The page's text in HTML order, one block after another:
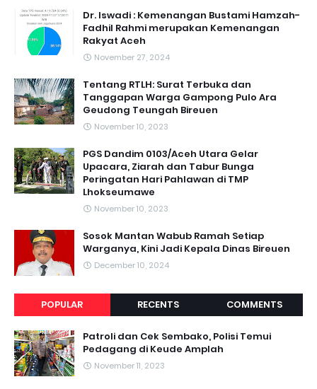
Dr. Iswadi : Kemenangan Bustami Hamzah-
Fadhil Rahmi merupakan Kemenangan
Rakyat Aceh
November 27, 2024
Tentang RTLH: Surat Terbuka dan
Tanggapan Warga Gampong Pulo Ara
Geudong Teungah Bireuen
November 10, 2023
PGS Dandim 0103/Aceh Utara Gelar
Upacara, Ziarah dan Tabur Bunga
Peringatan Hari Pahlawan di TMP
Lhokseumawe
November 10, 2023
Sosok Mantan Wabub Ramah Setiap
Warganya, Kini Jadi Kepala Dinas Bireuen
December 10, 2024
POPULAR RECENTS COMMENTS
Patroli dan Cek Sembako, Polisi Temui
Pedagang di Keude Amplah
November 11, 2023